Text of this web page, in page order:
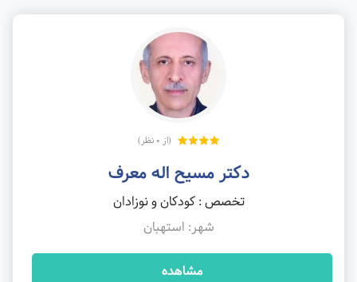
(از 0 نظر)
دکتر مسیح اله معرف
تخصص : کودکان و نوزادان
شهر: استهبان
مشاهده